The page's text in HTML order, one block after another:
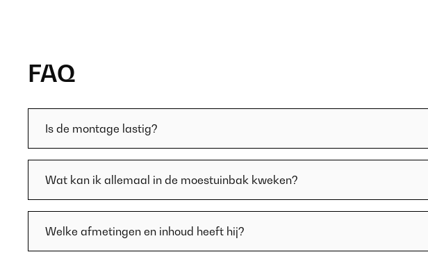
FAQ
Is de montage lastig?
Wat kan ik allemaal in de moestuinbak kweken?
Welke afmetingen en inhoud heeft hij?